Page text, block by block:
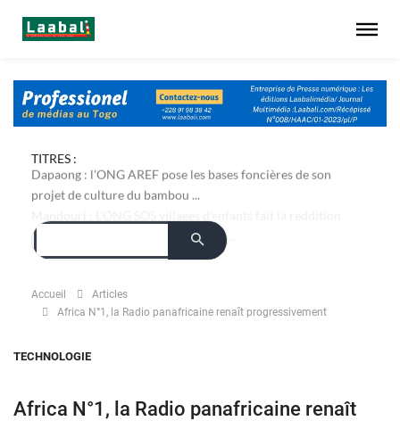
TITRES :
Dapaong : l'ONG AREF pose les bases foncières de son
projet de culture du bambou ...
Accueil
Articles
Africa N°1, la Radio panafricaine renaît progressivement
TECHNOLOGIE
Africa N°1, la Radio panafricaine renaît